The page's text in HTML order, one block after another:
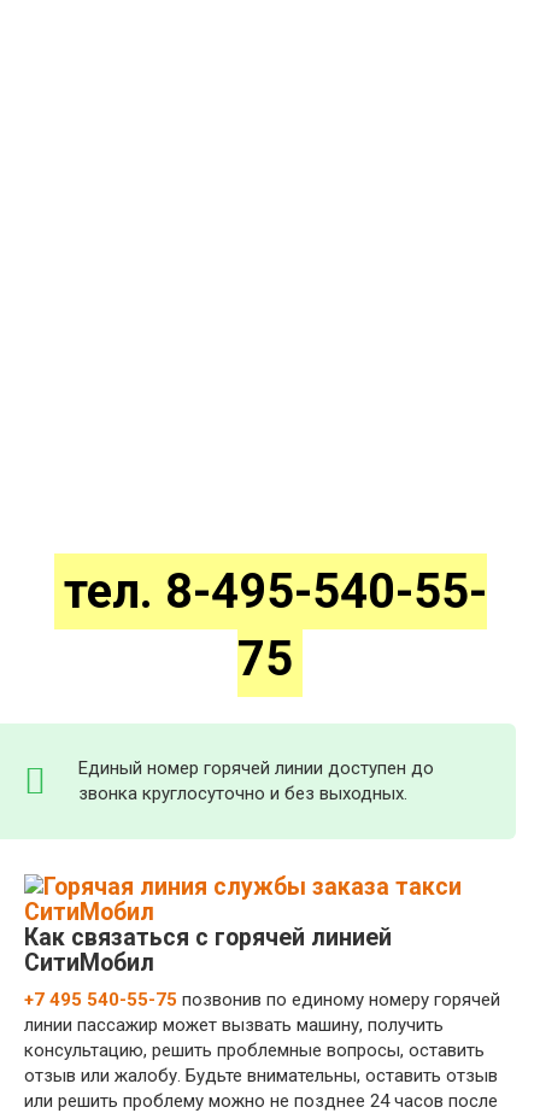
тел. 8-495-540-55-
75
Единый номер горячей линии доступен до
звонка круглосуточно и без выходных.
Как связаться с горячей линией
СитиМобил
+7 495 540-55-75 позвонив по единому номеру горячей
линии пассажир может вызвать машину, получить
консультацию, решить проблемные вопросы, оставить
отзыв или жалобу. Будьте внимательны, оставить отзыв
или решить проблему можно не позднее 24 часов после